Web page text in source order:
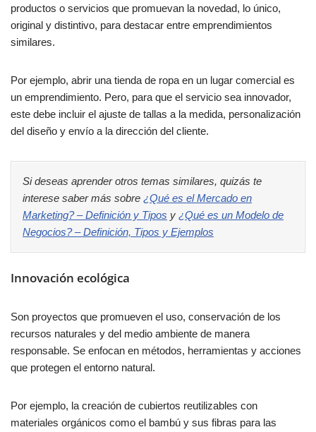
productos o servicios que promuevan la novedad, lo único,
original y distintivo, para destacar entre emprendimientos
similares.
Por ejemplo, abrir una tienda de ropa en un lugar comercial es
un emprendimiento. Pero, para que el servicio sea innovador,
este debe incluir el ajuste de tallas a la medida, personalización
del diseño y envío a la dirección del cliente.
Si deseas aprender otros temas similares, quizás te
interese saber más sobre ¿Qué es el Mercado en
Marketing? – Definición y Tipos y ¿Qué es un Modelo de
Negocios? – Definición, Tipos y Ejemplos
Innovación ecológica
Son proyectos que promueven el uso, conservación de los
recursos naturales y del medio ambiente de manera
responsable. Se enfocan en métodos, herramientas y acciones
que protegen el entorno natural.
Por ejemplo, la creación de cubiertos reutilizables con
materiales orgánicos como el bambú y sus fibras para las